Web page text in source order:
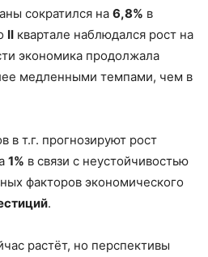
сократился на 6,8% в
II квартале наблюдался рост на
экономика продолжала
медленными темпами, чем в
в т.г. прогнозируют рост
1% в связи с неустойчивостью
факторов экономического
.
растёт, но перспективы